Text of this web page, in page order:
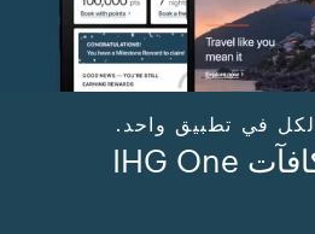
في تطبيق واحد.
تطبيق برنامج المكافآت IHG One